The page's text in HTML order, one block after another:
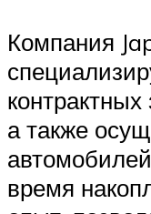
Компания
а также
время